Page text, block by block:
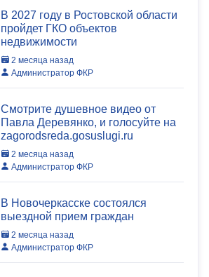
В 2027 году в Ростовской области
пройдет ГКО объектов
недвижимости
2 месяца назад
Администратор ФКР
Смотрите душевное видео от
Павла Деревянко, и голосуйте на
zagorodsreda.gosuslugi.ru
2 месяца назад
Администратор ФКР
В Новочеркасске состоялся
выездной прием граждан
2 месяца назад
Администратор ФКР